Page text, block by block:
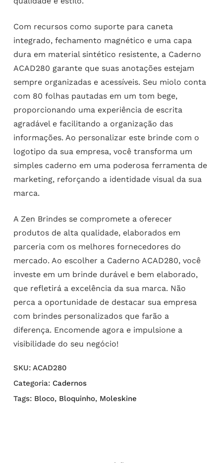
Com recursos como suporte para caneta
integrado, fechamento magnético e uma capa
dura em material sintético resistente, a Caderno
ACAD280 garante que suas anotações estejam
sempre organizadas e acessíveis. Seu miolo conta
com 80 folhas pautadas em um tom bege,
proporcionando uma experiência de escrita
agradável e facilitando a organização das
informações. Ao personalizar este brinde com o
logotipo da sua empresa, você transforma um
simples caderno em uma poderosa ferramenta de
marketing, reforçando a identidade visual da sua
marca.
A Zen Brindes se compromete a oferecer
produtos de alta qualidade, elaborados em
parceria com os melhores fornecedores do
mercado. Ao escolher a Caderno ACAD280, você
investe em um brinde durável e bem elaborado,
que refletirá a excelência da sua marca. Não
perca a oportunidade de destacar sua empresa
com brindes personalizados que farão a
diferença. Encomende agora e impulsione a
visibilidade do seu negócio!
SKU: ACAD280
Categoria: Cadernos
Tags: Bloco, Bloquinho, Moleskine